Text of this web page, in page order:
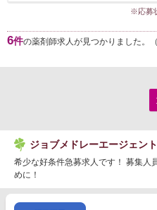
※応募
6件の薬剤師求人が見つかりました。（
ジョブメドレーエージェン
希少な好条件急募求人です！ 募集人
めに！